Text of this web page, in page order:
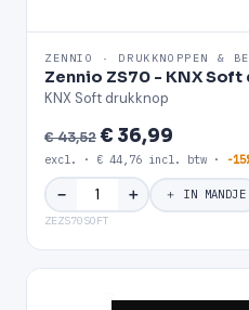
ZENNIO · DRUKKNOPPEN &
Zennio ZS70 - KNX
KNX Soft drukknop
€ 43,52€ 36,99
excl. · € 44,76 incl. btw · -
− ＋ ＋ IN MANDJE
ZEZS70SOFT